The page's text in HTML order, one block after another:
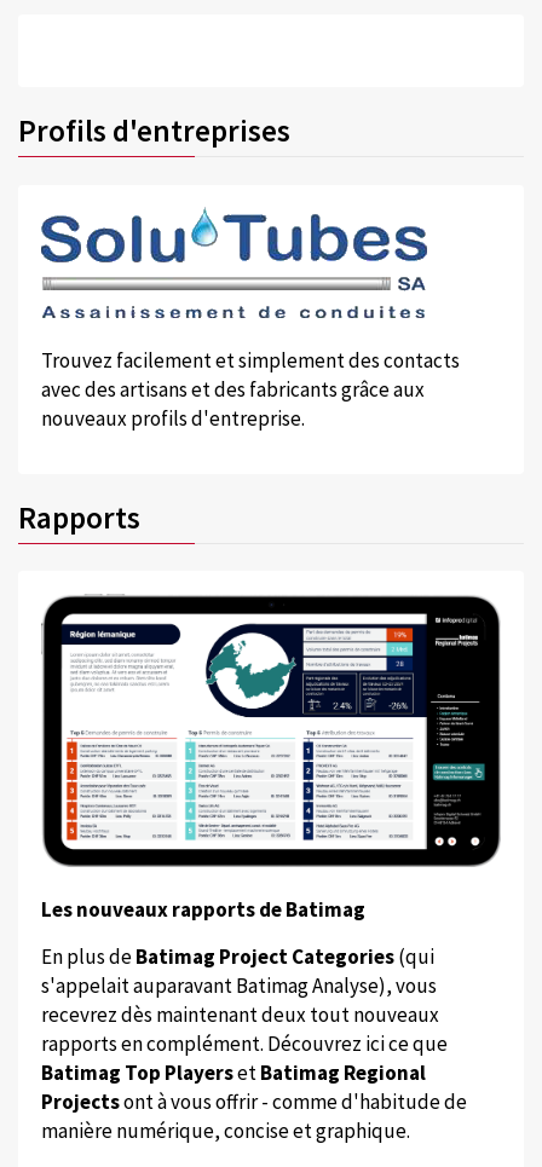
Profils d'entreprises
Trouvez facilement et simplement des contacts
avec des artisans et des fabricants grâce aux
nouveaux profils d'entreprise.
Rapports
Les nouveaux rapports de Batimag
En plus deBatimag Project Categories(qui
s'appelait auparavant Batimag Analyse), vous
recevrez dès maintenant deux tout nouveaux
rapports en complément. Découvrez ici ce que
Batimag Top PlayersetBatimag Regional
Projectsont à vous offrir - comme d'habitude de
manière numérique, concise et graphique.